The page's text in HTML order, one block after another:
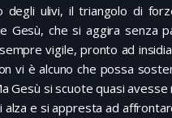
degli ulivi, il triangolo di
che si aggira senza
vigile, pronto ad
vi è alcuno che possa
Gesù si scuote quasi
alza e si appresta ad